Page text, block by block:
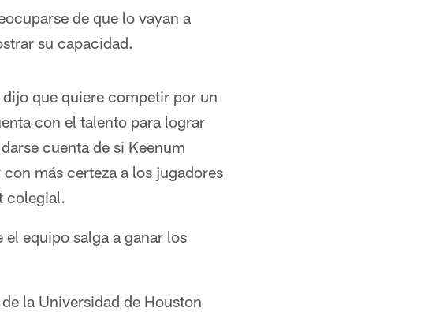
de que lo vayan a
su capacidad.
que quiere competir por un
con el talento para lograr
cuenta de si Keenum
más certeza a los jugadores
colegial.
equipo salga a ganar los
la Universidad de Houston